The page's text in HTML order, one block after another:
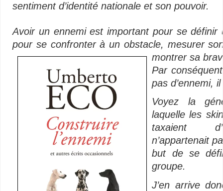
sentiment d’identité nationale et son pouvoir.
Avoir un ennemi est important pour se définir
pour se confronter à un obstacle, mesurer
montrer sa
Par
pas d’ennemi,
Voyez la
laquelle les
taxaient
n’appartenait
but de se
groupe.
J’en arrive